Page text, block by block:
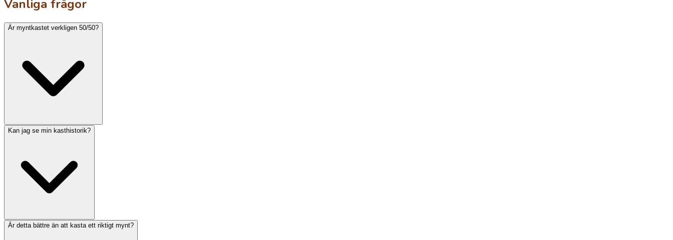
Vanliga frågor
Är myntkastet verkligen 50/50?
Kan jag se min kasthistorik?
Är detta bättre än att kasta ett riktigt mynt?